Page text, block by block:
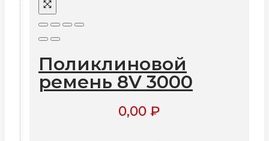
Поликлиновой
ремень 8V 3000
0,00 ₽